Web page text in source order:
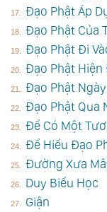
Đạo Phật Áp
Đạo Phật Của
Đạo Phật Đi
Đạo Phật Hiện
Đạo Phật
Đạo Phật Qua
Để Có Một
Để Hiểu Đạo
Đường Xưa
Duy Biểu Học
Giận